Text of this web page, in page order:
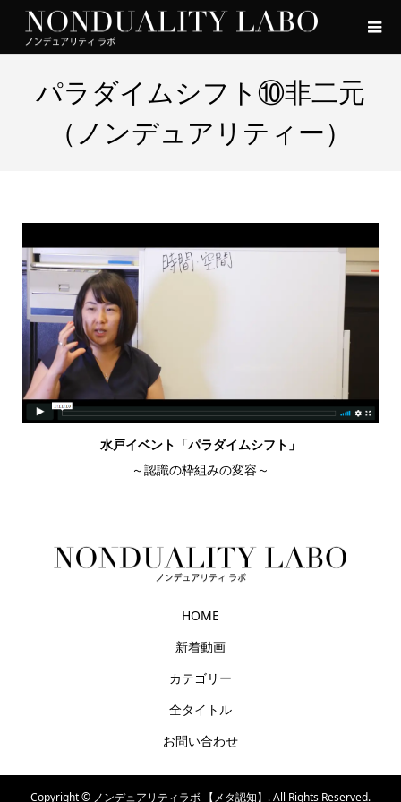
パラダイムシフト⑩非二元
（ノンデュアリティー）
水戸イベント「パラダイムシフト」
～認識の枠組みの変容～
HOME
新着動画
カテゴリー
全タイトル
お問い合わせ
Copyright © ノンデュアリティラボ 【メタ認知】. All Rights Reserved.